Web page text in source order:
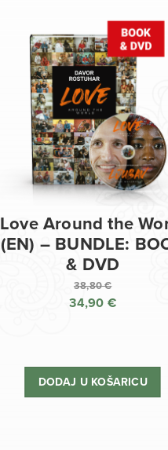
Love Around the
(EN) – BUNDLE:
& DVD
38,80€
Izvorna
je:
38,80 €.
34,90 €
je:
34,90 €.
DODAJ U KOŠARICU